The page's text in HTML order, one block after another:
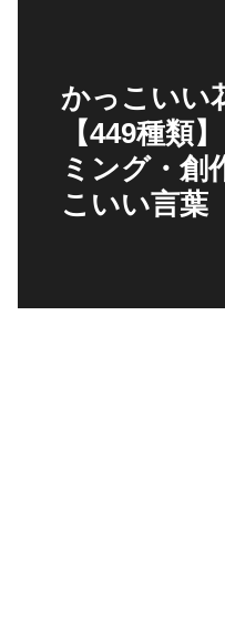
かっこいい
【449種類
ミング・創
こいい言葉